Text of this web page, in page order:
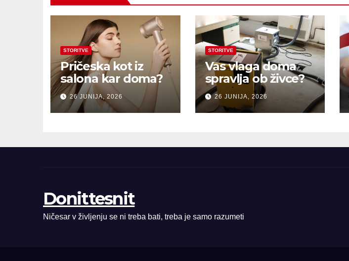
STORITVE
Pričeska kot iz
salona kar doma?
26 JUNIJA, 2026
STORITVE
Vas vlaga doma
spravlja ob živce?
26 JUNIJA, 2026
Donittesnit
Ničesar v življenju se ni treba bati, treba je samo razumeti